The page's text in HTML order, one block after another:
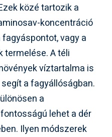
közé tartozik a
koncentráció
vagy a
termelése. A téli
víztartalma is
a fagyállóságban.
a
lehet a dér
Ilyen módszerek